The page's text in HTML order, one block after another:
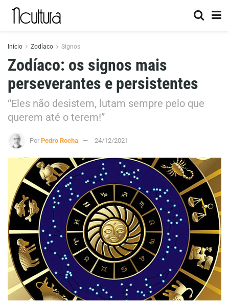
Início Zodíaco Signos
Zodíaco: os signos mais
perseverantes e persistentes
“Eles não desistem, lutam sempre pelo que
querem até o terem!”
Por Pedro Rocha 24/12/2021